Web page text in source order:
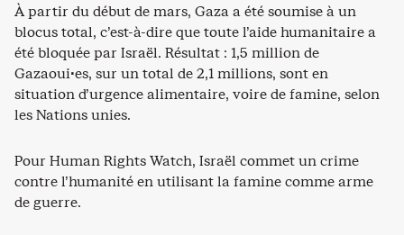
À partir du début de mars, Gaza a été soumise à un
blocus total, c’est-à-dire que toute l’aide humanitaire a
été bloquée par Israël. Résultat : 1,5 million de
Gazaoui·es, sur un total de 2,1 millions, sont en
situation d’urgence alimentaire, voire de famine, selon
les Nations unies.
Pour Human Rights Watch, Israël commet un crime
contre l’humanité en utilisant la famine comme arme
de guerre.